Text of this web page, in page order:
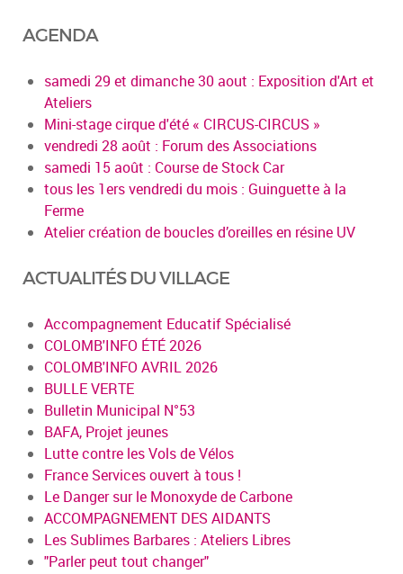
AGENDA
samedi 29 et dimanche 30 aout : Exposition d'Art et
Ateliers
Mini-stage cirque d'été « CIRCUS-CIRCUS »
vendredi 28 août : Forum des Associations
samedi 15 août : Course de Stock Car
tous les 1ers vendredi du mois : Guinguette à la
Ferme
Atelier création de boucles d’oreilles en résine UV
ACTUALITÉS DU VILLAGE
Accompagnement Educatif Spécialisé
COLOMB'INFO ÉTÉ 2026
COLOMB'INFO AVRIL 2026
BULLE VERTE
Bulletin Municipal N°53
BAFA, Projet jeunes
Lutte contre les Vols de Vélos
France Services ouvert à tous !
Le Danger sur le Monoxyde de Carbone
ACCOMPAGNEMENT DES AIDANTS
Les Sublimes Barbares : Ateliers Libres
"Parler peut tout changer"